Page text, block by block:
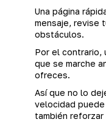
Una página
mensaje, revise
obstáculos.
Por el contrario,
que se marche
ofreces.
Así que no lo
velocidad
también